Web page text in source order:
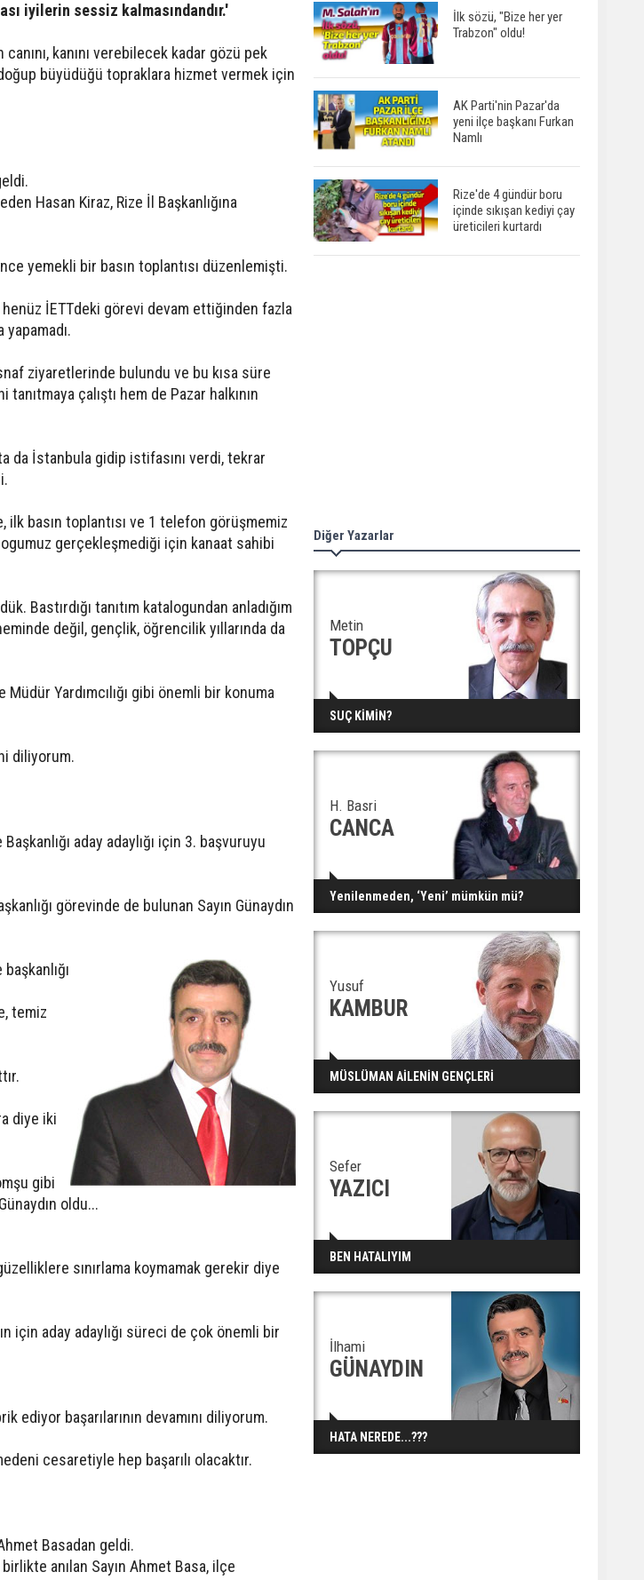
iyilerin sessiz kalmasındandır.'
kanını verebilecek kadar gözü pek
büyüdüğü topraklara hizmet vermek için
Hasan Kiraz, Rize İl Başkanlığına
yemekli bir basın toplantısı düzenlemişti.
henüz İETTdeki görevi devam ettiğinden fazla
yapamadı.
ziyaretlerinde bulundu ve bu kısa süre
çalıştı hem de Pazar halkının
da İstanbula gidip istifasını verdi, tekrar
basın toplantısı ve 1 telefon görüşmemiz
gerçekleşmediği için kanaat sahibi
Bastırdığı tanıtım katalogundan anladığım
değil, gençlik, öğrencilik yıllarında da
Yardımcılığı gibi önemli bir konuma
diliyorum.
aday adaylığı için 3. başvuruyu
görevinde de bulunan Sayın Günaydın
temiz
diye iki
gibi
oldu...
sınırlama koymamak gerekir diye
için aday adaylığı süreci de çok önemli bir
ediyor başarılarının devamını diliyorum.
cesaretiyle hep başarılı olacaktır.
Basadan geldi.
anılan Sayın Ahmet Basa, ilçe
İlk sözü, "Bize her yer
Trabzon" oldu!
AK Parti'nin Pazar'da
yeni ilçe başkanı Furkan
Namlı
Rize'de 4 gündür boru
içinde sıkışan kediyi çay
üreticileri kurtardı
Diğer Yazarlar
Metin
TOPÇU
SUÇ KİMİN?
H. Basri
CANCA
Yenilenmeden, ‘Yeni’ mümkün mü?
Yusuf
KAMBUR
MÜSLÜMAN AİLENİN GENÇLERİ
Sefer
YAZICI
BEN HATALIYIM
İlhami
GÜNAYDIN
HATA NEREDE...???